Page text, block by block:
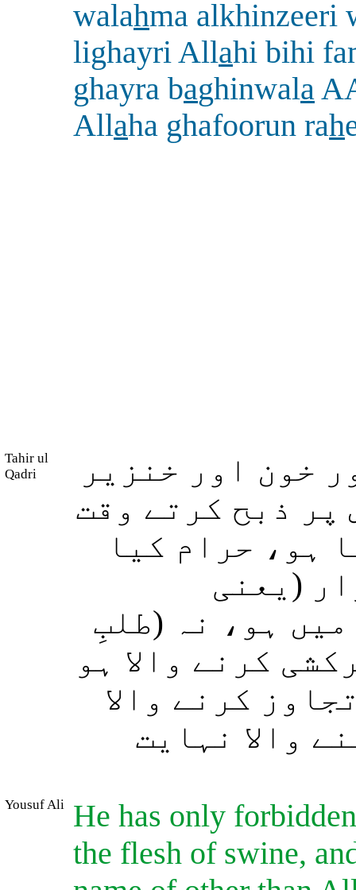
walahma alkhinzeeri
lighayri Allahi bihi
ghayra baghinwala
Allaha ghafoorun rah
Tahir ul
Qadri
خون اور خنزیر
پر ذبح کرتے وقت
ہو، حرام کیا
(یعنی
ہو، نہ (طلبِ
کرنے والا ہو
کرنے والا
والا نہایت
Yousuf Ali
He has only
the flesh of swine,